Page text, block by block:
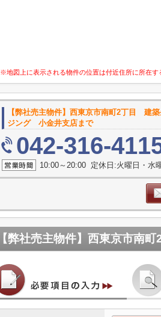
※地図上に表示される物件の位置は付近住所に所在す
【弊社売主物件】西東京市南町2丁目 建
ジング 小金井支店まで
042-316-
10:00～20:00 定休日:火曜日・水